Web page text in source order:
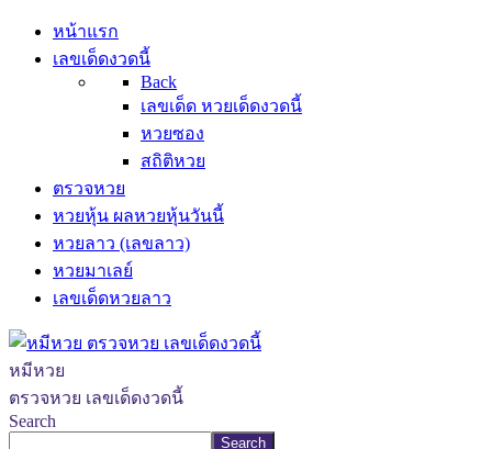
หน้าแรก
เลขเด็ดงวดนี้
Back
เลขเด็ด หวยเด็ดงวดนี้
หวยซอง
สถิติหวย
ตรวจหวย
หวยหุ้น ผลหวยหุ้นวันนี้
หวยลาว (เลขลาว)
หวยมาเลย์
เลขเด็ดหวยลาว
หมีหวย
ตรวจหวย เลขเด็ดงวดนี้
Search
Search